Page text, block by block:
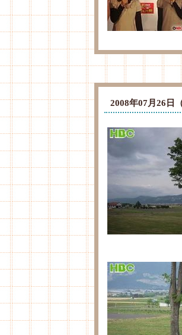
2008年07月26